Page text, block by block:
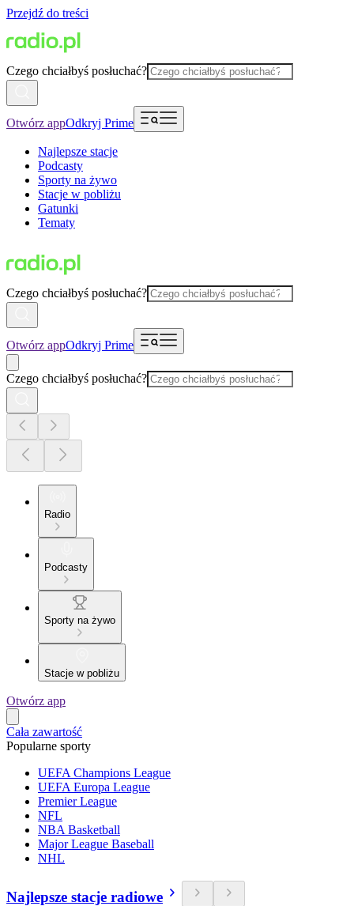
Przejdź do treści
Czego chciałbyś posłuchać?
Otwórz appOdkryj Prime
Najlepsze stacje
Podcasty
Sporty na żywo
Stacje w pobliżu
Gatunki
Tematy
Czego chciałbyś posłuchać?
Otwórz appOdkryj Prime
Czego chciałbyś posłuchać?
Radio
Podcasty
Sporty na żywo
Stacje w pobliżu
Otwórz app
Cała zawartość
Popularne sporty
UEFA Champions League
UEFA Europa League
Premier League
NFL
NBA Basketball
Major League Baseball
NHL
Najlepsze stacje radiowe